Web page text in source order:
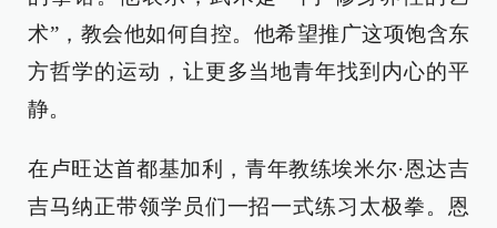
术”，教会他如何自控。他希望推广这项饱含东
方哲学的运动，让更多当地青年找到内心的平
静。
在卢旺达首都基加利，青年教练埃米尔·恩达吉
吉马纳正带领学员们一招一式练习太极拳。恩